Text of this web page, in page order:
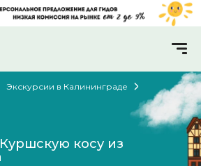
Экскурсии в Калининграде
косу из